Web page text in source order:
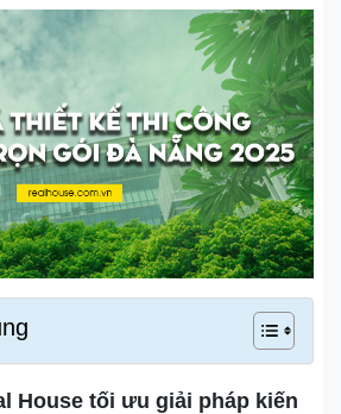
House tối ưu giải pháp kiến